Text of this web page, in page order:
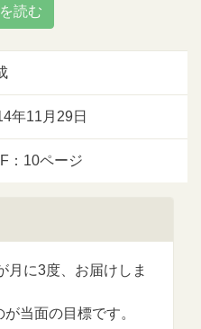
読む
年11月29日
：10ページ
に3度、お届けしま
当面の目標です。